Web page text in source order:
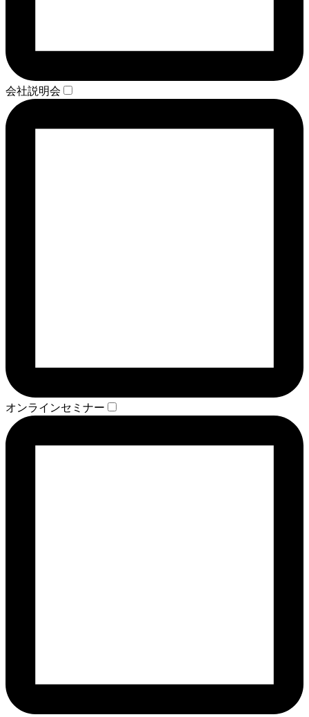
会社説明会
オンラインセミナー